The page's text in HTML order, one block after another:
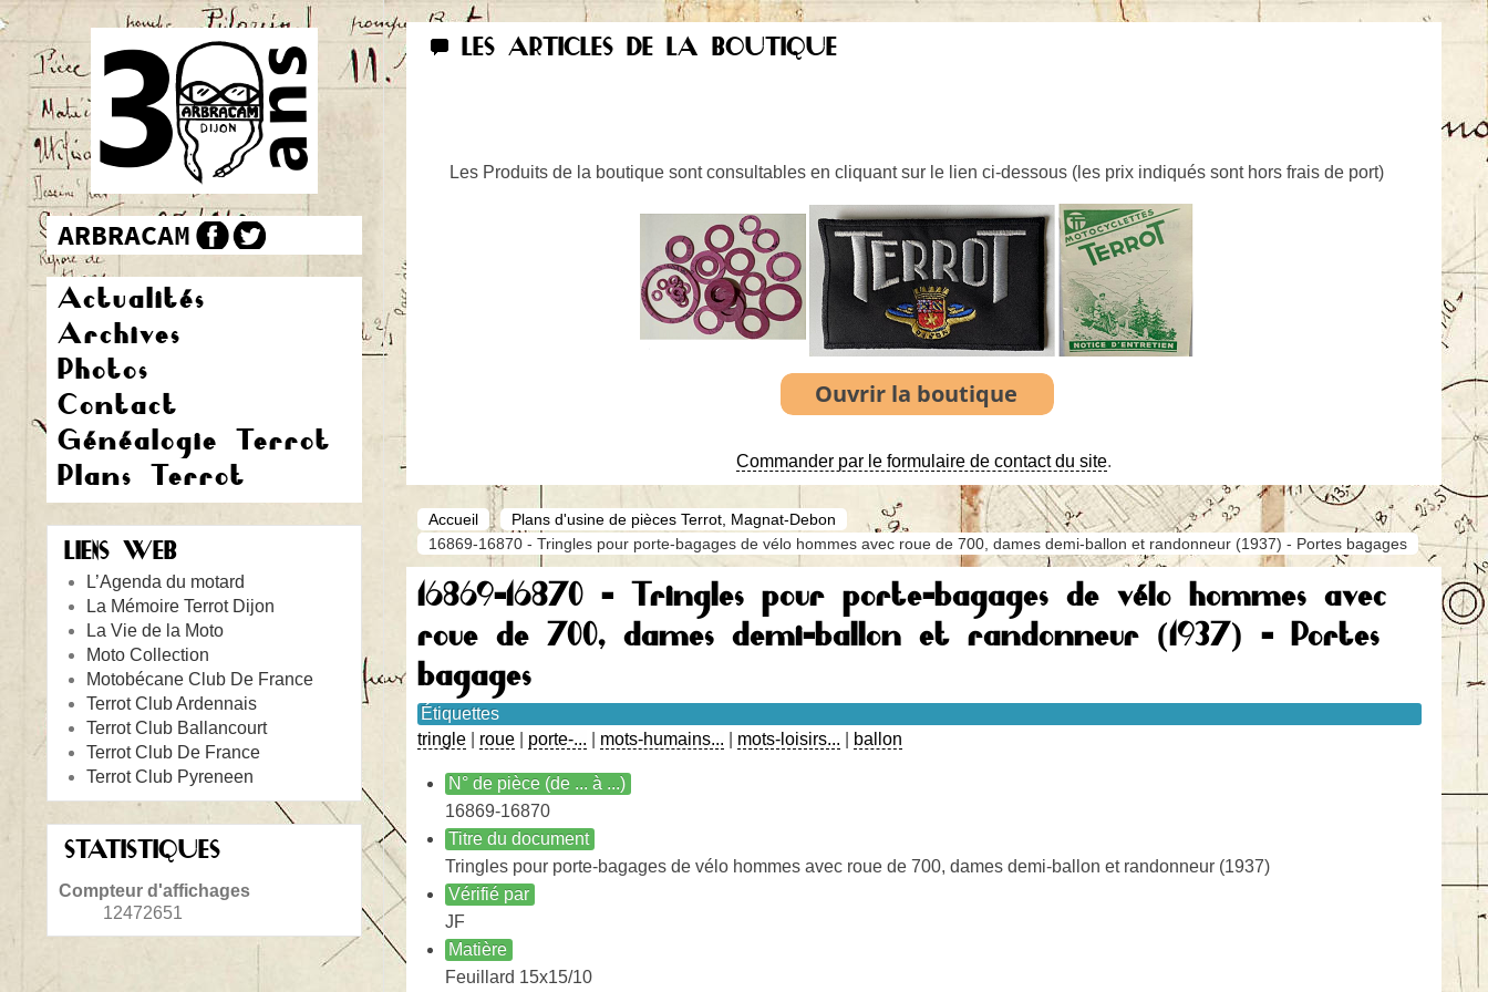
Actualités
Archives
Photos
Contact
Généalogie Terrot
Plans Terrot
LIENS WEB
L’Agenda du motard
La Mémoire Terrot Dijon
La Vie de la Moto
Moto Collection
Motobécane Club De France
Terrot Club Ardennais
Terrot Club Ballancourt
Terrot Club De France
Terrot Club Pyreneen
STATISTIQUES
Compteur d'affichages
12472651
LES ARTICLES DE LA BOUTIQUE
Les Produits de la boutique sont consultables en cliquant sur le lien ci-dessous ( les prix indiqués sont hors frais de port)
Commander par le formulaire de contact du site.
Accueil
Plans d'usine de pièces Terrot, Magnat-Debon
16869-16870 - Tringles pour porte-bagages de vélo hommes avec roue de 700, dames demi-ballon et randonneur (1937) - Portes bagages
16869-16870 - Tringles pour porte-bagages de vélo hommes avec
roue de 700, dames demi-ballon et randonneur (1937) - Portes
bagages
Étiquettes
tringle
roue porte-... mots-humains... mots-loisirs... ballon
N° de pièce (de ... à ...)
16869-16870
Titre du document
Tringles pour porte-bagages de vélo hommes avec roue de 700, dames demi-ballon et randonneur (1937)
Vérifié par
JF
Matière
Feuillard 15x15/10